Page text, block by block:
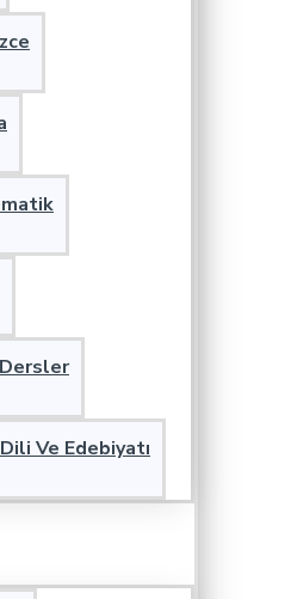
Ve Edebiyatı